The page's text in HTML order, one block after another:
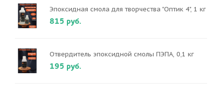
Эпоксидная смола для творчества "Оптик 4", 1 кг
815 руб.
Отвердитель эпоксидной смолы ПЭПА, 0,1 кг
195 руб.